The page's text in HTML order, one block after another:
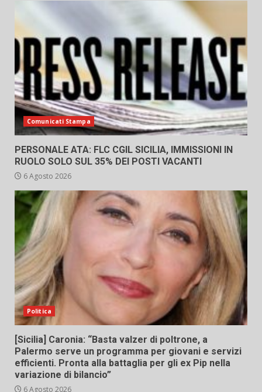
Comunicati Stampa
PERSONALE ATA: FLC CGIL SICILIA, IMMISSIONI IN
RUOLO SOLO SUL 35% DEI POSTI VACANTI
6 Agosto 2026
Politica
[Sicilia] Caronia: “Basta valzer di poltrone, a
Palermo serve un programma per giovani e servizi
efficienti. Pronta alla battaglia per gli ex Pip nella
variazione di bilancio”
6 Agosto 2026